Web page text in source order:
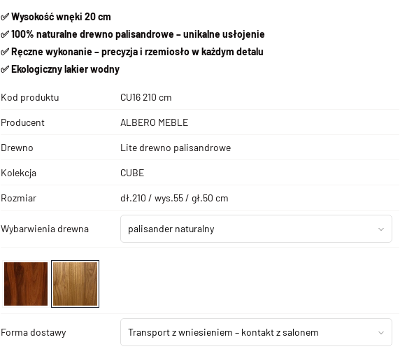
✅ Wysokość wnęki 20 cm
✅ 100% naturalne drewno palisandrowe – unikalne usłojenie
✅ Ręczne wykonanie – precyzja i rzemiosło w każdym detalu
✅ Ekologiczny lakier wodny
Kod produktu CU16 210 cm
Producent ALBERO MEBLE
Drewno Lite drewno palisandrowe
Kolekcja CUBE
Rozmiar dł.210 / wys.55 / gł.50 cm
Wybarwienia drewna palisander naturalny
Forma dostawy Transport z wniesieniem – kontakt z salonem